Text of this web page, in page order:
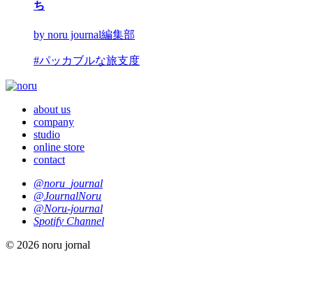
ち
by noru journal編集部
#パッカブルな旅支度
about us
company
studio
online store
contact
@noru_journal
@JournalNoru
@Noru-journal
Spotify Channel
© 2026 noru jornal